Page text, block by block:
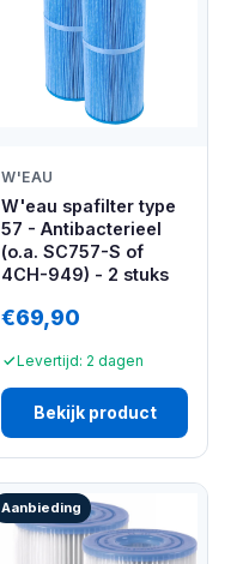
W'EAU
W'eau spafilter type
57 - Antibacterieel
(o.a. SC757-S of
4CH-949) - 2 stuks
€69,90
Levertijd: 2 dagen
Bekijk product
Aanbieding